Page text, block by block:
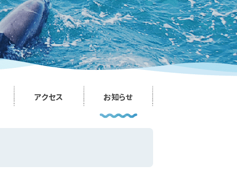
アクセス お知らせ